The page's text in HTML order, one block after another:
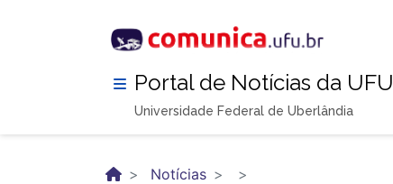
Portal de Notícias da UFU
Universidade Federal de Uberlândia
Notícias